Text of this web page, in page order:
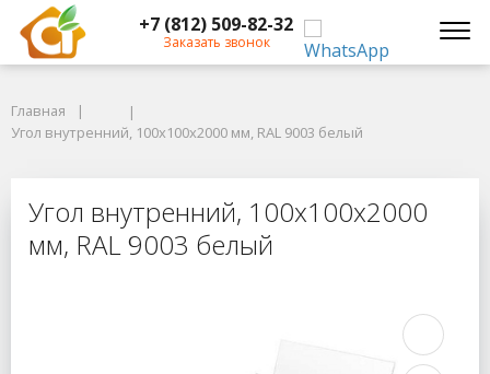
+7 (812) 509-82-32
Заказать звонок
Угол внутренний, 100x100x2000 мм, RAL 9003 белый
Угол внутренний, 100x100x2000
Главная
Угол внутренний, 100x100x2000 мм, RAL 9003 белый
Угол внутренний, 100x100x2000
мм, RAL 9003 белый